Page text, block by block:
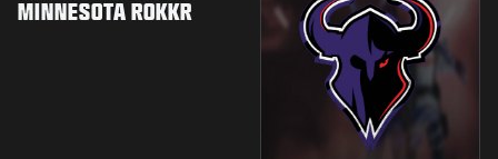
MINNESOTA ROKKR